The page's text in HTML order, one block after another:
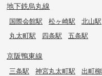
地下鉄烏丸線
国際会館駅 松ヶ崎駅 北山駅
丸太町駅
四条駅 五条駅
京阪鴨東線
三条駅 神宮丸太町駅 出町